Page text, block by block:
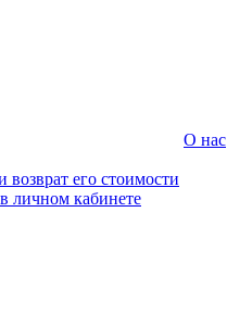
его стоимости
личном кабинете
О нас